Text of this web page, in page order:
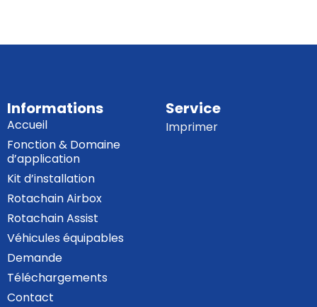
Informations
Accueil
Fonction & Domaine
d’application
Kit d’installation
Rotachain Airbox
Rotachain Assist
Véhicules équipables
Demande
Téléchargements
Contact
Service
Imprimer